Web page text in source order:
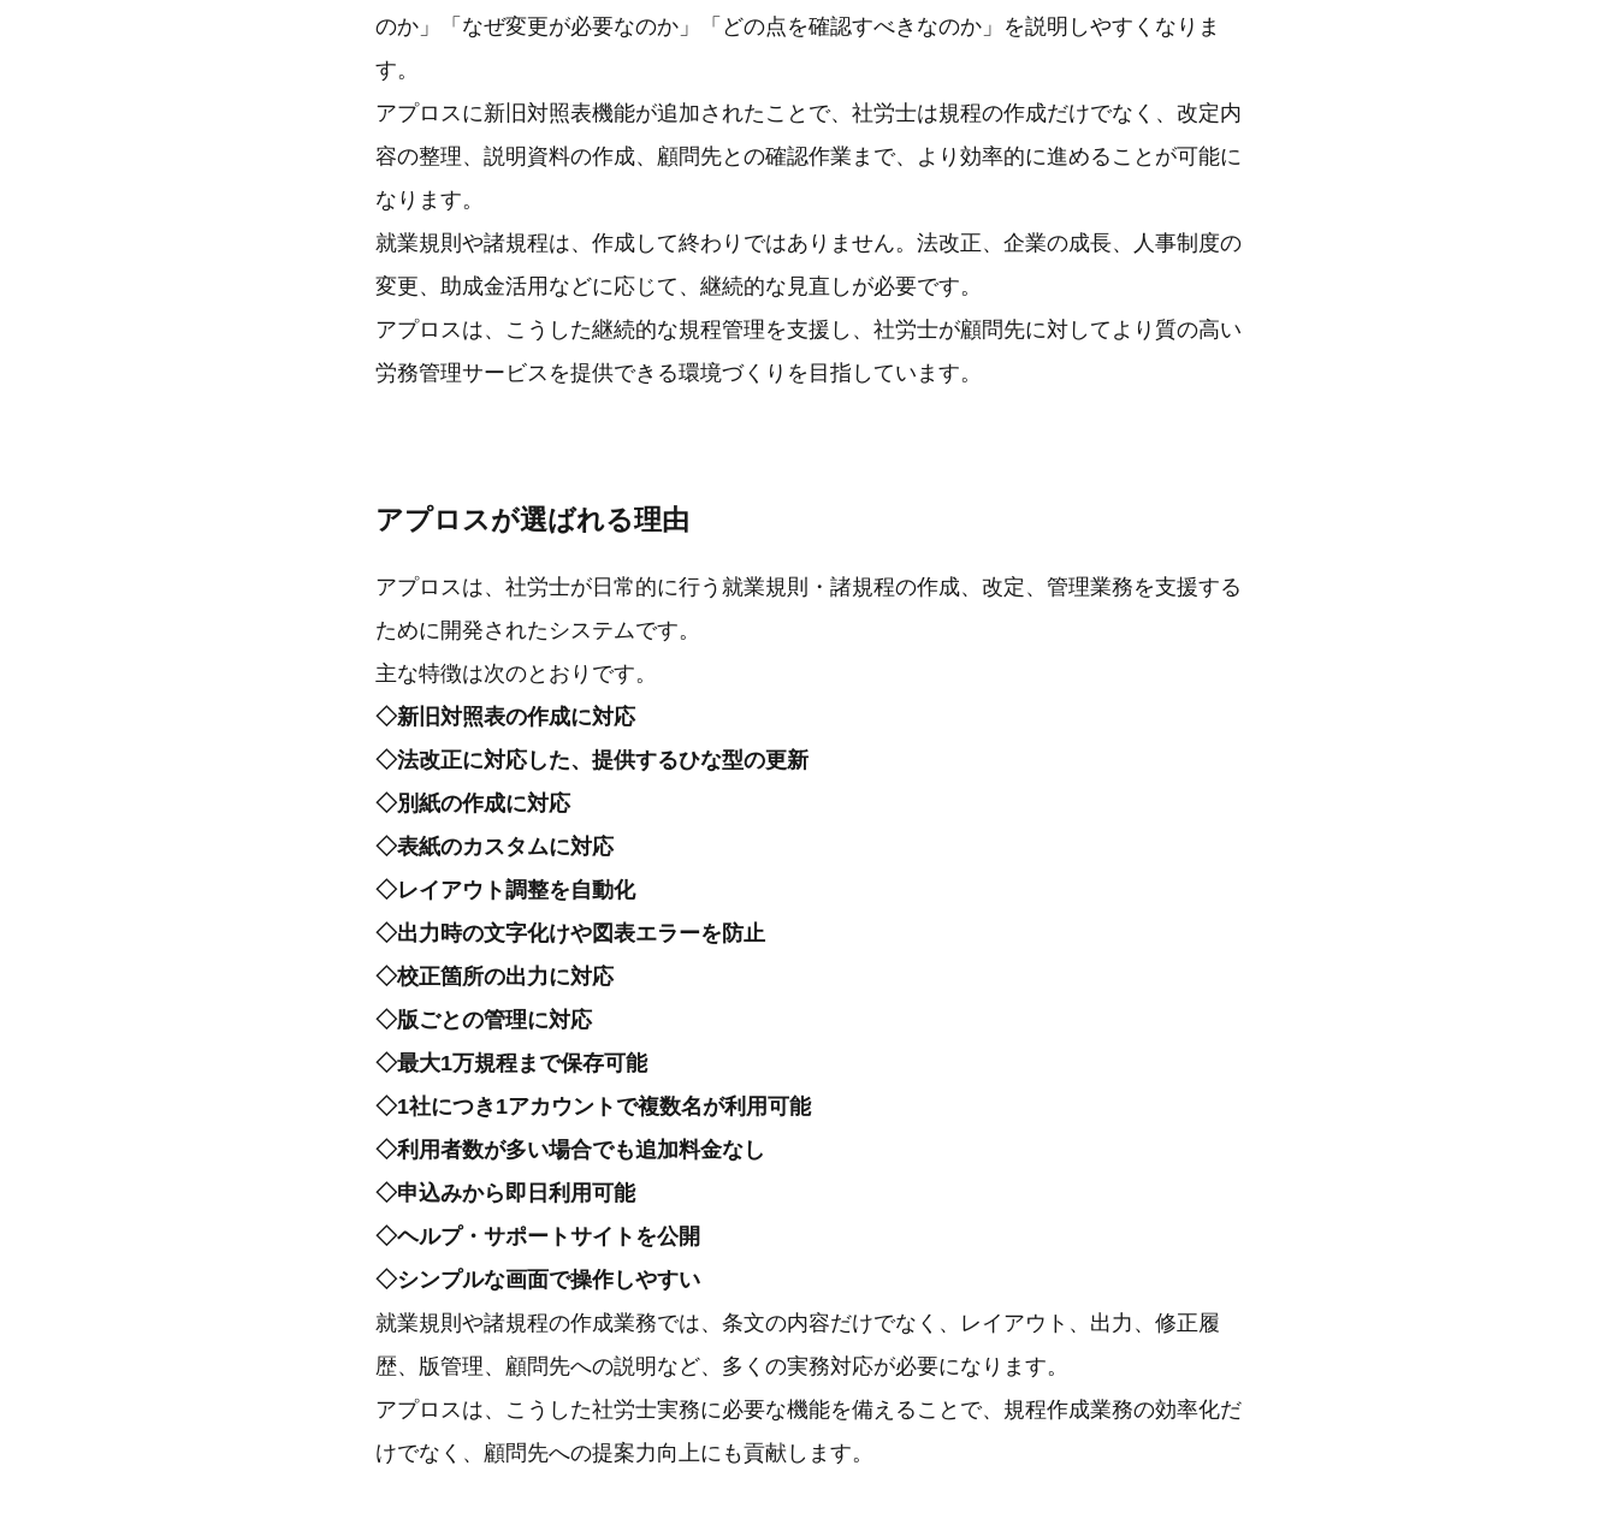
のか」「なぜ変更が必要なのか」「どの点を確認すべきなのか」を説明しやすくなりま
す。
アプロスに新旧対照表機能が追加されたことで、社労士は規程の作成だけでなく、改定内
容の整理、説明資料の作成、顧問先との確認作業まで、より効率的に進めることが可能に
なります。
就業規則や諸規程は、作成して終わりではありません。法改正、企業の成長、人事制度の
変更、助成金活用などに応じて、継続的な見直しが必要です。
アプロスは、こうした継続的な規程管理を支援し、社労士が顧問先に対してより質の高い
労務管理サービスを提供できる環境づくりを目指しています。
アプロスが選ばれる理由
アプロスは、社労士が日常的に行う就業規則・諸規程の作成、改定、管理業務を支援する
ために開発されたシステムです。
主な特徴は次のとおりです。
◇新旧対照表の作成に対応
◇法改正に対応した、提供するひな型の更新
◇別紙の作成に対応
◇表紙のカスタムに対応
◇レイアウト調整を自動化
◇出力時の文字化けや図表エラーを防止
◇校正箇所の出力に対応
◇版ごとの管理に対応
◇最大1万規程まで保存可能
◇1社につき1アカウントで複数名が利用可能
◇利用者数が多い場合でも追加料金なし
◇申込みから即日利用可能
◇ヘルプ・サポートサイトを公開
◇シンプルな画面で操作しやすい
就業規則や諸規程の作成業務では、条文の内容だけでなく、レイアウト、出力、修正履
歴、版管理、顧問先への説明など、多くの実務対応が必要になります。
アプロスは、こうした社労士実務に必要な機能を備えることで、規程作成業務の効率化だ
けでなく、顧問先への提案力向上にも貢献します。